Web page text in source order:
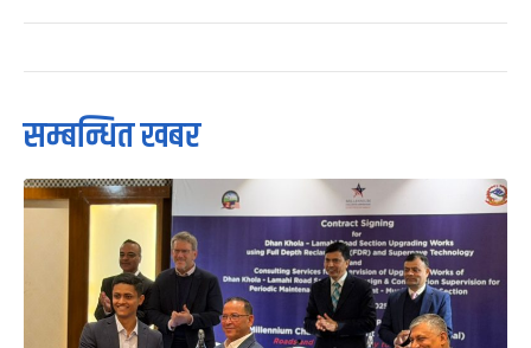
सम्बन्धित खबर